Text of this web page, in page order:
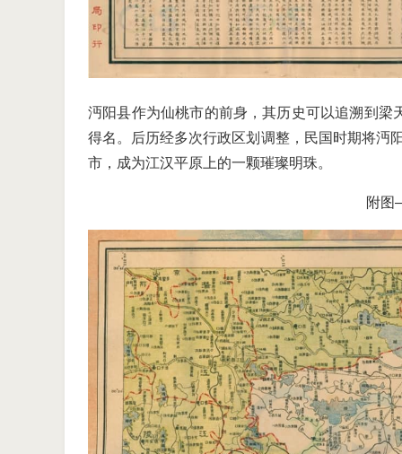
沔阳县作为仙桃市的前身，其历史可以追溯到
得名。后历经多次行政区划调整，民国时期将沔
市，成为江汉平原上的一颗璀璨明珠。
附图